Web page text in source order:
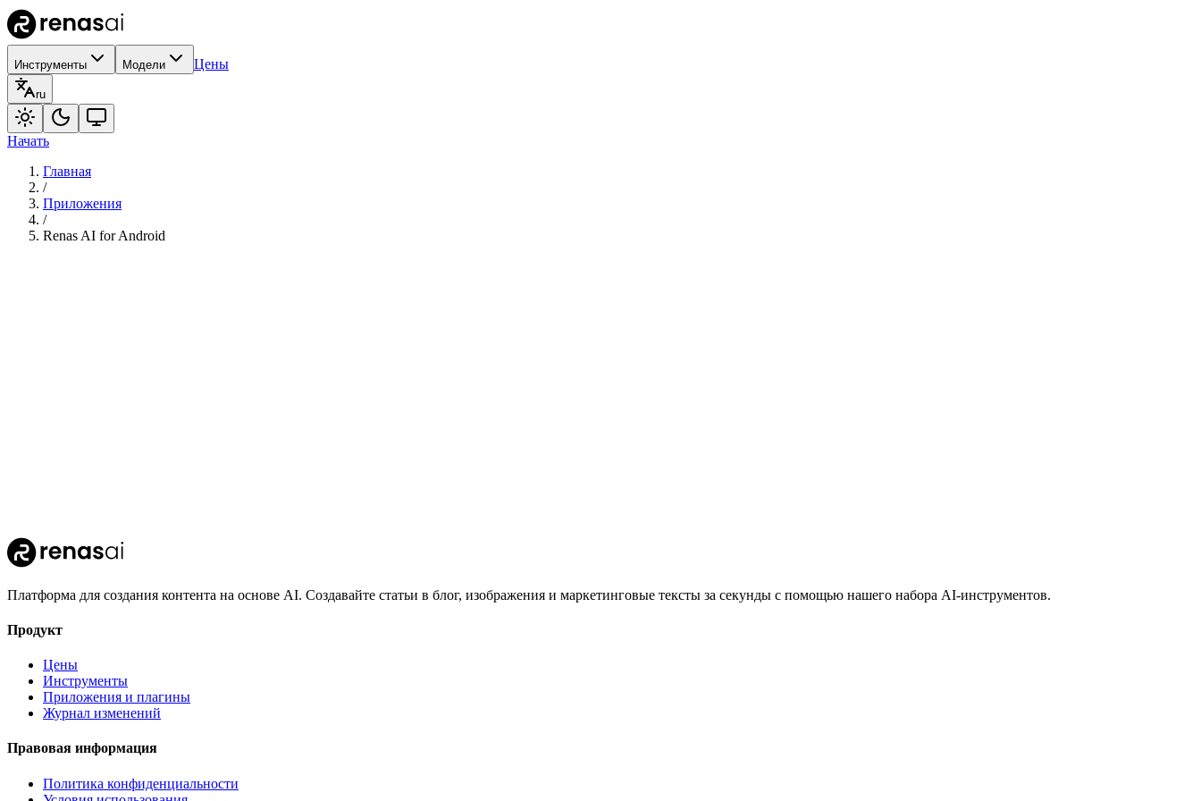
Инструменты Модели Цены
ru
Начать
Главная
/
Приложения
/
Renas AI for Android
Платформа для создания контента на основе AI. Создавайте статьи в блог, изображения и маркетинговые тексты за секунды с помощью нашего набора AI-инструментов.
Продукт
Цены
Инструменты
Приложения и плагины
Журнал изменений
Правовая информация
Политика конфиденциальности